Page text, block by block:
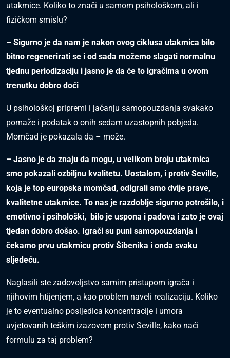
utakmice. Koliko to znači u samom psihološkom, ali i
fizičkom smislu?
– Sigurno je da nam je nakon ovog ciklusa utakmica bilo
bitno regenerirati se i od sada možemo slagati normalnu
tjednu periodizaciju i jasno je da će to igračima u ovom
trenutku dobro doći
U psihološkoj pripremi i jačanju samopouzdanja svakako
pomaže i podatak o onih sedam uzastopnih pobjeda.
Momčad je pokazala da – može.
– Jasno je da znaju da mogu, u velikom broju utakmica
smo pokazali ozbiljnu kvalitetu. Uostalom, i protiv Seville,
koja je top europska momčad, odigrali smo dvije prave,
kvalitetne utakmice. To nas je razdoblje sigurno potrošilo, i
emotivno i psihološki, bilo je uspona i padova i zato je ovaj
tjedan dobro došao. Igrači su puni samopouzdanja i
čekamo prvu utakmicu protiv Šibenika i onda svaku
sljedeću.
Naglasili ste zadovoljstvo samim pristupom igrača i
njihovim htijenjem, a kao problem naveli realizaciju. Koliko
je to eventualno posljedica koncentracije i umora
uvjetovanih teškim izazovom protiv Seville, kako naći
formulu za taj problem?